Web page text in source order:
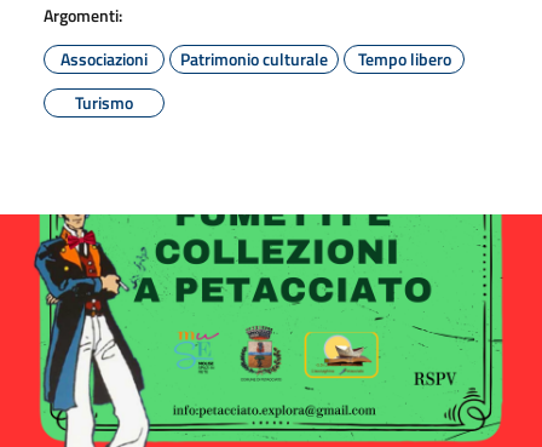
Argomenti:
Associazioni
Patrimonio culturale
Tempo libero
Turismo